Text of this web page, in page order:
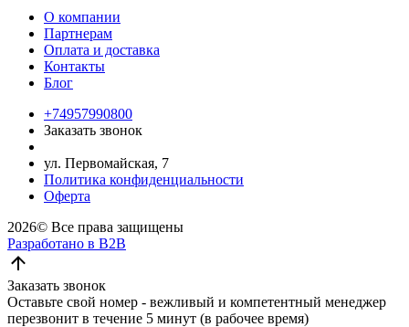
О компании
Партнерам
Оплата и доставка
Контакты
Блог
+74957990800
Заказать звонок
ул. Первомайская, 7
Политика конфиденциальности
Оферта
2026© Все права защищены
Разработано в B2B
Заказать звонок
Оставьте свой номер - вежливый и компетентный менеджер
перезвонит в течение 5 минут (в рабочее время)